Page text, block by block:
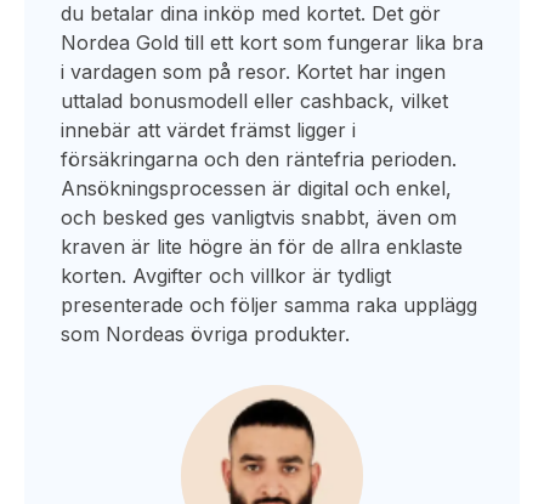
du betalar dina inköp med kortet. Det gör
Nordea Gold till ett kort som fungerar lika bra
i vardagen som på resor. Kortet har ingen
uttalad bonusmodell eller cashback, vilket
innebär att värdet främst ligger i
försäkringarna och den räntefria perioden.
Ansökningsprocessen är digital och enkel,
och besked ges vanligtvis snabbt, även om
kraven är lite högre än för de allra enklaste
korten. Avgifter och villkor är tydligt
presenterade och följer samma raka upplägg
som Nordeas övriga produkter.